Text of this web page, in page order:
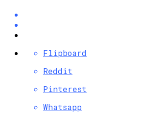
Flipboard
Reddit
Pinterest
Whatsapp